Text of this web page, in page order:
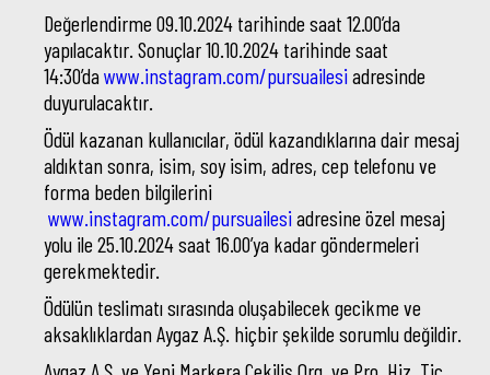
Değerlendirme 09.10.2024 tarihinde saat 12.00’da
yapılacaktır. Sonuçlar 10.10.2024 tarihinde saat
14:30’dawww.instagram.com/pursuailesiadresinde
duyurulacaktır.
Ödül kazanan kullanıcılar, ödül kazandıklarına dair mesaj
aldıktan sonra, isim, soy isim, adres, cep telefonu ve
forma beden bilgilerini
www.instagram.com/pursuailesiadresine özel mesaj
yolu ile 25.10.2024 saat 16.00’ya kadar göndermeleri
gerekmektedir.
Ödülün teslimatı sırasında oluşabilecek gecikme ve
aksaklıklardan Aygaz A.Ş. hiçbir şekilde sorumlu değildir.